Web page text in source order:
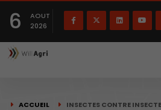
6
AOUT
2026
ACCUEIL INSECTES CONTRE
Français